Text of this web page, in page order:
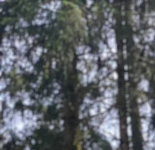
ÉLAGAGE ABATTAGE